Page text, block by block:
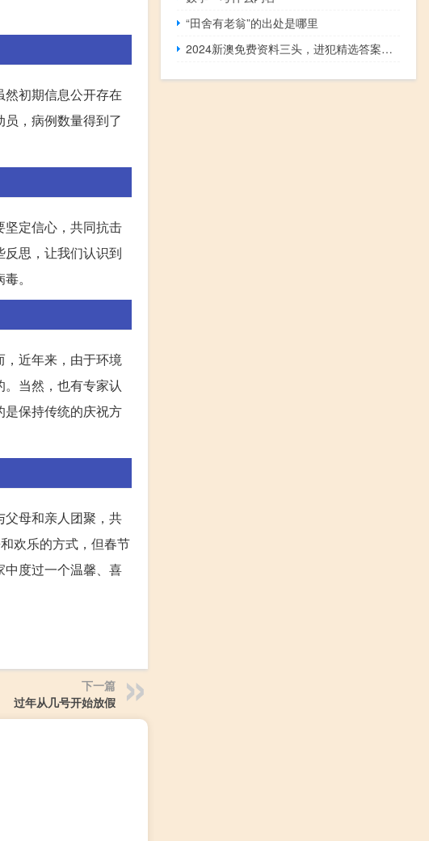
初期信息公开存在
，病例数量得到了
定信心，共同抗击
思，让我们认识到
。
近年来，由于环境
当然，也有专家认
保持传统的庆祝方
母和亲人团聚，共
欢乐的方式，但春节
度过一个温馨、喜
下一篇
过年从几号开始放假
“田舍有老翁”的出处是哪里
2024新澳免费资料三头，进犯精选答案落实_DZZ952.1